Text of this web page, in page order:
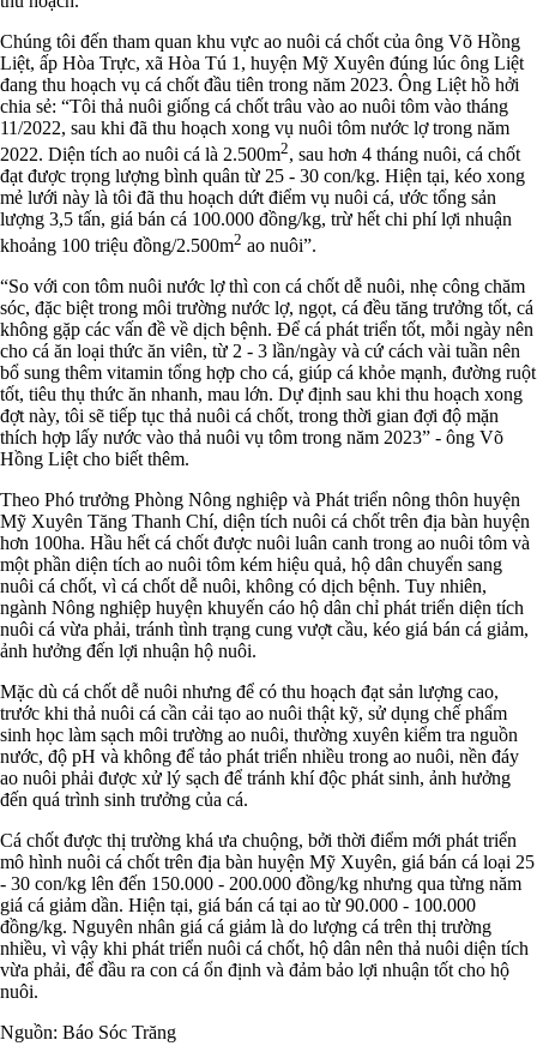
Chúng tôi đến tham quan khu vực ao nuôi cá chốt của ông Võ Hồng
Liệt, ấp Hòa Trực, xã Hòa Tú 1, huyện Mỹ Xuyên đúng lúc ông Liệt
đang thu hoạch vụ cá chốt đầu tiên trong năm 2023. Ông Liệt hồ hởi
chia sẻ: “Tôi thả nuôi giống cá chốt trâu vào ao nuôi tôm vào tháng
11/2022, sau khi đã thu hoạch xong vụ nuôi tôm nước lợ trong năm
2022. Diện tích ao nuôi cá là 2.500m2, sau hơn 4 tháng nuôi, cá chốt
đạt được trọng lượng bình quân từ 25 - 30 con/kg. Hiện tại, kéo xong
mẻ lưới này là tôi đã thu hoạch dứt điểm vụ nuôi cá, ước tổng sản
lượng 3,5 tấn, giá bán cá 100.000 đồng/kg, trừ hết chi phí lợi nhuận
khoảng 100 triệu đồng/2.500m2 ao nuôi”.
“So với con tôm nuôi nước lợ thì con cá chốt dễ nuôi, nhẹ công chăm
sóc, đặc biệt trong môi trường nước lợ, ngọt, cá đều tăng trưởng tốt, cá
không gặp các vấn đề về dịch bệnh. Để cá phát triển tốt, mỗi ngày nên
cho cá ăn loại thức ăn viên, từ 2 - 3 lần/ngày và cứ cách vài tuần nên
bổ sung thêm vitamin tổng hợp cho cá, giúp cá khỏe mạnh, đường ruột
tốt, tiêu thụ thức ăn nhanh, mau lớn. Dự định sau khi thu hoạch xong
đợt này, tôi sẽ tiếp tục thả nuôi cá chốt, trong thời gian đợi độ mặn
thích hợp lấy nước vào thả nuôi vụ tôm trong năm 2023” - ông Võ
Hồng Liệt cho biết thêm.
Theo Phó trưởng Phòng Nông nghiệp và Phát triển nông thôn huyện
Mỹ Xuyên Tăng Thanh Chí, diện tích nuôi cá chốt trên địa bàn huyện
hơn 100ha. Hầu hết cá chốt được nuôi luân canh trong ao nuôi tôm và
một phần diện tích ao nuôi tôm kém hiệu quả, hộ dân chuyển sang
nuôi cá chốt, vì cá chốt dễ nuôi, không có dịch bệnh. Tuy nhiên,
ngành Nông nghiệp huyện khuyến cáo hộ dân chỉ phát triển diện tích
nuôi cá vừa phải, tránh tình trạng cung vượt cầu, kéo giá bán cá giảm,
ảnh hưởng đến lợi nhuận hộ nuôi.
Mặc dù cá chốt dễ nuôi nhưng để có thu hoạch đạt sản lượng cao,
trước khi thả nuôi cá cần cải tạo ao nuôi thật kỹ, sử dụng chế phẩm
sinh học làm sạch môi trường ao nuôi, thường xuyên kiểm tra nguồn
nước, độ pH và không để tảo phát triển nhiều trong ao nuôi, nền đáy
ao nuôi phải được xử lý sạch để tránh khí độc phát sinh, ảnh hưởng
đến quá trình sinh trưởng của cá.
Cá chốt được thị trường khá ưa chuộng, bởi thời điểm mới phát triển
mô hình nuôi cá chốt trên địa bàn huyện Mỹ Xuyên, giá bán cá loại 25
- 30 con/kg lên đến 150.000 - 200.000 đồng/kg nhưng qua từng năm
giá cá giảm dần. Hiện tại, giá bán cá tại ao từ 90.000 - 100.000
đồng/kg. Nguyên nhân giá cá giảm là do lượng cá trên thị trường
nhiều, vì vậy khi phát triển nuôi cá chốt, hộ dân nên thả nuôi diện tích
vừa phải, để đầu ra con cá ổn định và đảm bảo lợi nhuận tốt cho hộ
nuôi.
Nguồn: Báo Sóc Trăng